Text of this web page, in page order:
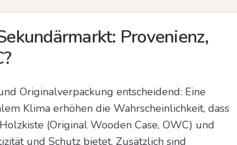
Provenienz,
Originalverpackung entscheidend: Eine
Klima erhöhen die Wahrscheinlichkeit, dass
(Original Wooden Case, OWC) und
und Schutz bietet. Zusätzlich sind